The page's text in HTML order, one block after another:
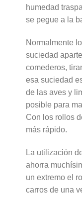
humedad
se pegue a la
Normalmente
suciedad
comederos,
esa suciedad
de las aves y
posible para
Con los rollos
más rápido.
La utilización
ahorra
un extremo el
carros de una